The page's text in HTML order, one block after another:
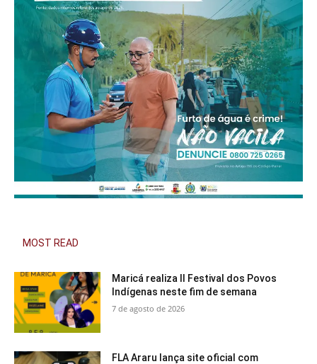
MOST READ
Maricá realiza II Festival dos Povos
Indígenas neste fim de semana
7 de agosto de 2026
FLA Araru lança site oficial com